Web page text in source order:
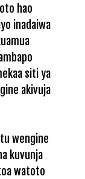
hao
inadaiwa
siti ya
akivuja
wengine
kuvunja
watoto